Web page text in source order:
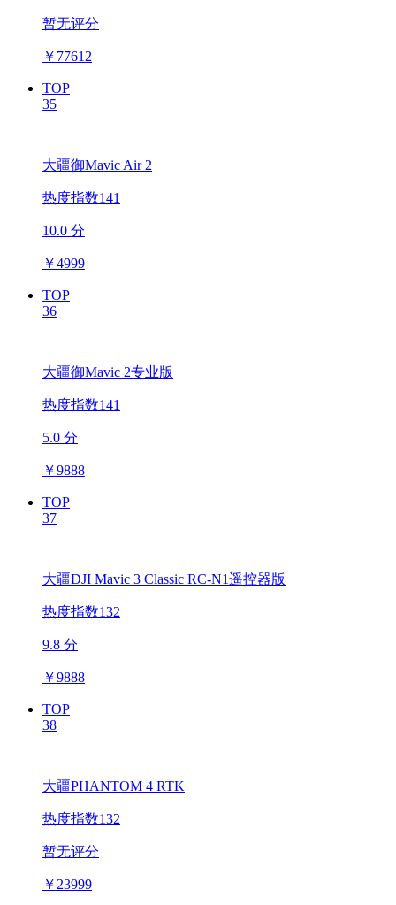
暂无评分
￥ 77612
TOP
35
大疆御Mavic Air 2
热度指数141
10.0 分
￥4999
TOP
36
大疆御Mavic 2专业版
热度指数141
5.0 分
￥9888
TOP
37
大疆DJI Mavic 3 Classic RC-N1遥控器版
热度指数132
9.8 分
￥9888
TOP
38
大疆PHANTOM 4 RTK
热度指数132
暂无评分
￥ 23999